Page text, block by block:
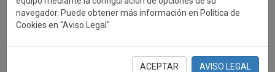
navegador. Puede obtener más información en Política de
Cookies en "Aviso Legal"
ACEPTAR AVISO LEGAL
TRADICIONES
En esta sección encontrarás una gran variedad de
trofeos deportivos. Define tu búsqueda mediante los